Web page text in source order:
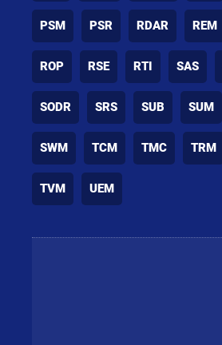
PSM PSR RDAR REM
ROP RSE RTI SAS
SODR SRS SUB SUM
SWM TCM TMC TRM
TVM UEM